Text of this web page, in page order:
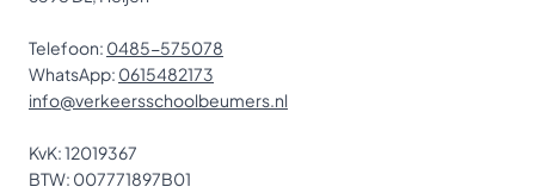
Telefoon: 0485-575078
WhatsApp: 0615482173
info@verkeersschoolbeumers.nl
KvK: 12019367
BTW: 007771897B01